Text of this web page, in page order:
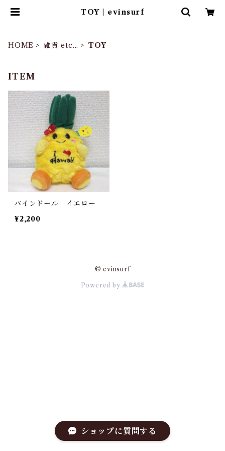
TOY | evinsurf
HOME 雑貨 etc... TOY
ITEM
パインドール イエロー
¥2,200
© evinsurf
Powered by
ショップに質問する